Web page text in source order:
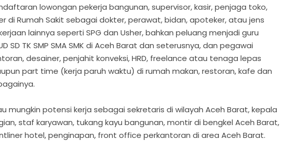
lowongan pekerja bangunan, supervisor, kasir, penjaga toko,
di Rumah Sakit sebagai dokter, perawat, bidan, apoteker, atau jens
lainnya seperti SPG dan Usher, bahkan peluang menjadi guru
SD TK SMP SMA SMK di Aceh Barat dan seterusnya, dan pegawai
desainer, penjahit konveksi, HRD, freelance atau tenaga lepas
part time (kerja paruh waktu) di rumah makan, restoran, kafe dan
mungkin potensi kerja sebagai sekretaris di wilayah Aceh Barat, kepala
staf karyawan, tukang kayu bangunan, montir di bengkel Aceh Barat,
hotel, penginapan, front office perkantoran di area Aceh Barat.